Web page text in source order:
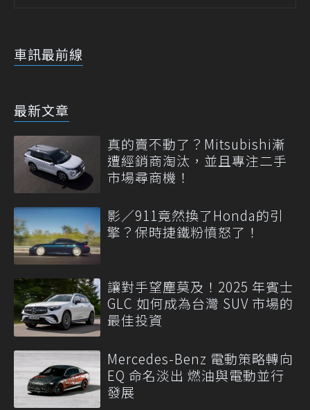
車訊最前線
最新文章
真的賣不動了？Mitsubishi漸
遭經銷商淘汰，並且專注二手
市場尋商機！
影／911竟然換了Honda的引
擎？保時捷鐵粉憤怒了！
讓對手望塵莫及！2025 年賓士
GLC 如何成為台灣 SUV 市場的
最佳投資
Mercedes-Benz 電動策略轉向
EQ 命名淡出 燃油與電動並行
發展